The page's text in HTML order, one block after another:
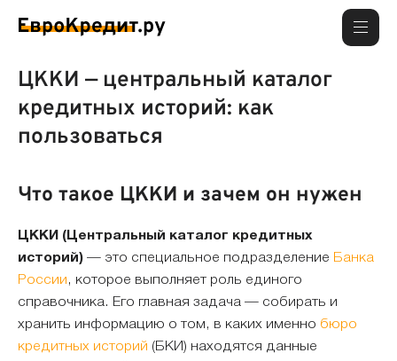
ЦККИ — центральный каталог
кредитных историй: как
пользоваться
Что такое ЦККИ и зачем он нужен
ЦККИ (Центральный каталог кредитных
историй) — это специальное подразделение Банка
России , которое выполняет роль единого
справочника. Его главная задача — собирать и
хранить информацию о том, в каких именно бюро
кредитных историй (БКИ) находятся данные